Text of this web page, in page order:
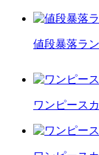
値段暴落ラ
ワンピース